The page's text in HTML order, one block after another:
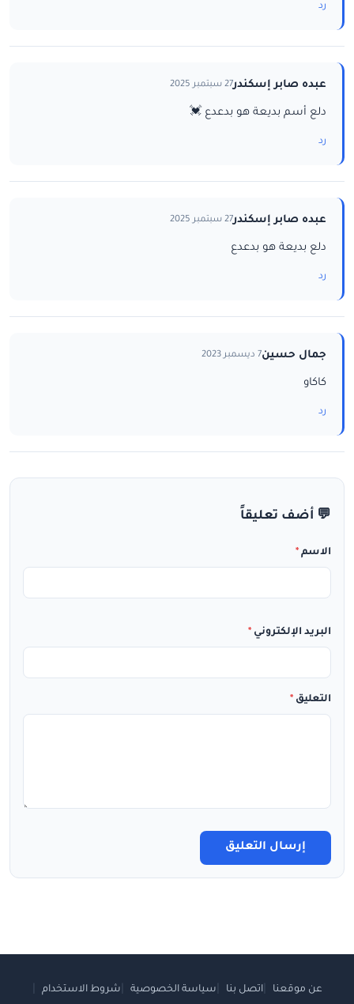
رد
عبده صابر إسكندر27 سبتمبر 2025
دلع أسم بديعة هو بدعدع 💓
رد
عبده صابر إسكندر27 سبتمبر 2025
دلع بديعة هو بدعدع
رد
جمال حسين7 ديسمبر 2023
كاكاو
رد
💬 أضف تعليقاً
الاسم *
البريد الإلكتروني *
التعليق *
إرسال التعليق
عن موقعنا اتصل بنا سياسة الخصوصية شروط الاستخدام